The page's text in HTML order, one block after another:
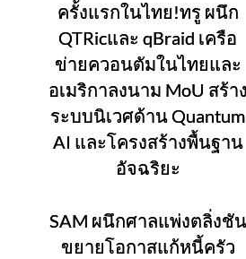
ครั้งแรกในไทย!ทรู ผนึก
QTRicและ qBraid เครือ
ข่ายควอนตัมในไทยและ
อเมริกาลงนาม MoU สร้าง
ระบบนิเวศด้าน Quantum
AI และโครงสร้างพื้นฐาน
อัจฉริยะ
SAM ผนึกศาลแพ่งตลิ่งชัน
ขยายโอกาสแก้หนี้ครัว